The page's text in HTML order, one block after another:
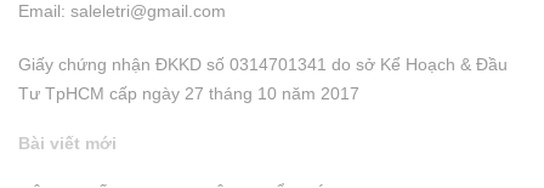
Email: saleletri@gmail.com
Giấy chứng nhận ĐKKD số 0314701341 do sở Kể Hoạch & Đầu
Tư TpHCM cấp ngày 27 tháng 10 năm 2017
Bài viết mới